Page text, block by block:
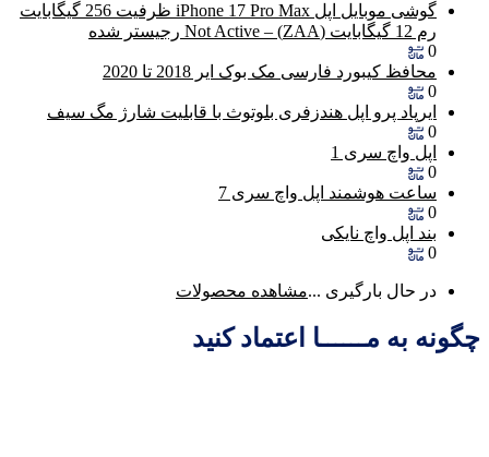
گوشی موبایل اپل iPhone 17 Pro Max ظرفیت 256 گیگابایت
رم 12 گیگابایت (ZAA) – Not Active رجیستر شده
0
محافظ کیبورد فارسی مک بوک ایر 2018 تا 2020
0
ایرپاد پرو اپل هندزفری بلوتوث با قابلیت شارژ مگ سیف
0
اپل واچ سری 1
0
ساعت هوشمند اپل واچ سری 7
0
بند اپل واچ نایکی
0
در حال بارگیری ...مشاهده محصولات
چگونه به مــــــا اعتماد کنید